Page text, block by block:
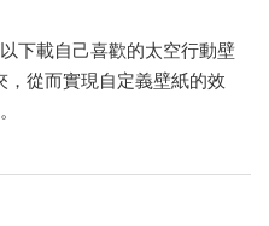
下載自己喜歡的太空行動壁
從而實現自定義壁紙的效